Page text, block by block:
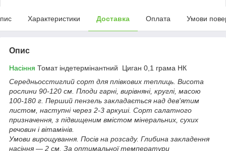
Характеристики Доставка Оплата Умови
Опис
Насіння Томат індетермінантний Циган 0,1 грама НК
Середньосстиглий сорт для плівкових теплиць. Висота
рослини 90-120 см. Плоди гарні, вирівняні, круглі, масою
100-180 г. Перший пензель закладається над дев'ятим
листом, наступні через 2-3 аркуші. Сорт салатного
призначення, з підвищеним вмістом мінеральних, сухих
речовин і вітамінів.
Умови вирощування. Посів на розсаду. Глибина закладення
насіння — 2 см. За оптимальної температури